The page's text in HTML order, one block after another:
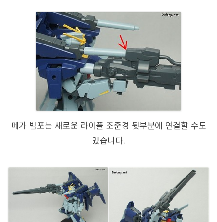
메가 빔포는 새로운 라이플 조준경 뒷부분에 연결할 수도
있습니다.